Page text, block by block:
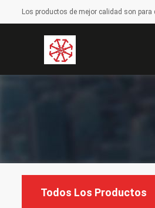
Los productos de mejor calidad son para
Todos Los Productos